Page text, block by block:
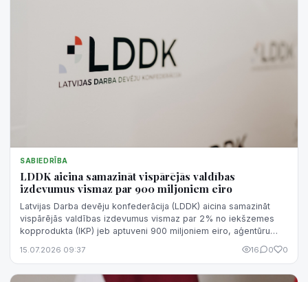
SABIEDRĪBA
LDDK aicina samazināt vispārējās valdības
izdevumus vismaz par 900 miljoniem eiro
Latvijas Darba devēju konfederācija (LDDK) aicina samazināt
vispārējās valdības izdevumus vismaz par 2% no iekšzemes
kopprodukta (IKP) jeb aptuveni 900 miljoniem eiro, aģentūru
15.07.2026 09:37 16 0 0